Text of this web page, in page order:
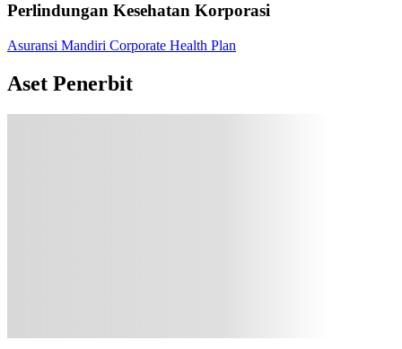
Perlindungan Kesehatan Korporasi
Asuransi Mandiri Corporate Health Plan
Aset Penerbit